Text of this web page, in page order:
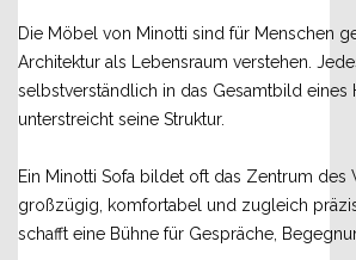
Die Möbel von Minotti sind für Menschen
Architektur als Lebensraum verstehen.
selbstverständlich in das Gesamtbild eines
unterstreicht seine Struktur.
Ein Minotti Sofa bildet oft das Zentrum des
großzügig, komfortabel und zugleich
schafft eine Bühne für Gespräche,